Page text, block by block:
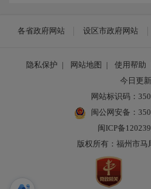
各省政府网站 设区市政府网站
隐私保护 | 网站地图 | 使用帮助
今日更新
网站标识码：
闽公网安备：
闽ICP备
版权所有：福州市马